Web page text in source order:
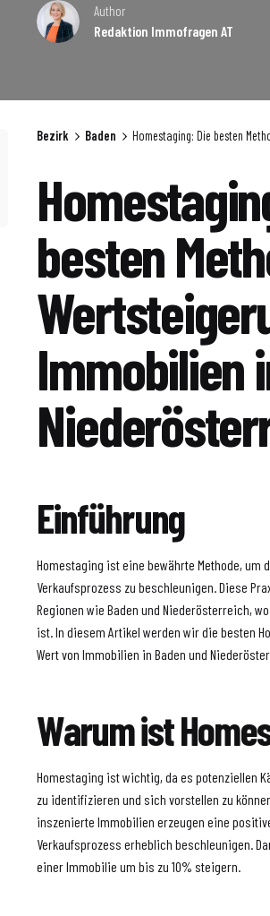
Author
Redaktion Immofragen AT
Bezirk Baden Homestaging: Die besten
besten
Immobilien
Einführung
Homestaging ist eine bewährte Methode, um
Verkaufsprozess zu beschleunigen. Diese
Regionen wie Baden und Niederösterreich,
ist. In diesem Artikel werden wir die besten
Wert von Immobilien in Baden und
Warum ist
Homestaging ist wichtig, da es potenziellen
zu identifizieren und sich vorstellen zu
inszenierte Immobilien erzeugen eine
Verkaufsprozess erheblich beschleunigen.
einer Immobilie um bis zu 10% steigern.